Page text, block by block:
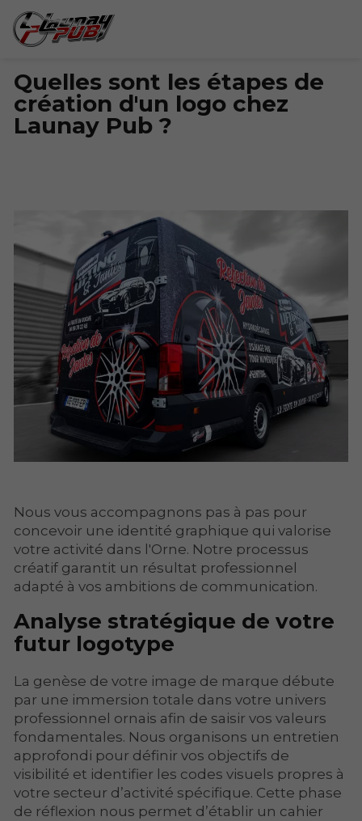
Quelles sont les étapes de
création d'un logo chez
Launay Pub ?
Nous vous accompagnons pas à pas pour
concevoir une identité graphique qui valorise
votre activité dans l'Orne. Notre processus
créatif garantit un résultat professionnel
adapté à vos ambitions de communication.
Analyse stratégique de votre
futur logotype
La genèse de votre image de marque débute
par une immersion totale dans votre univers
professionnel ornais afin de saisir vos valeurs
fondamentales. Nous organisons un entretien
approfondi pour définir vos objectifs de
visibilité et identifier les codes visuels propres à
votre secteur d’activité spécifique. Cette phase
de réflexion nous permet d’établir un cahier